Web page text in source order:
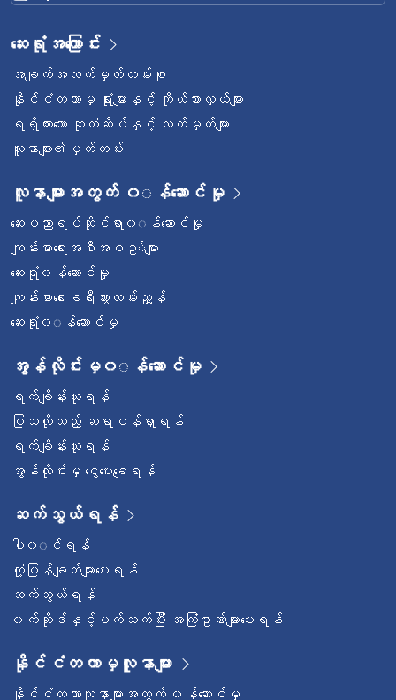
ဆေးရုံအကြောင်း
အချက်အလက်မှတ်တမ်းစု
နိုင်ငံတကာမှ ရုံးများနှင့် ကိုယ်စားလှယ်များ
ရရှိထားသော ဆုတံဆိပ်နှင့် လက်မှတ်များ
လူနာများ၏မှတ်တမ်း
လူနာများအတွက် ၀◌န်ဆောင်မှု
ဆေးပညာရပ်ဆိုင်ရာ၀◌န်ဆောင်မှု
ကျန်းမာရေးအစီအစဥ◌်များ
ဆေးရုံ၀န်ဆောင်မှု
ကျန်းမာရေးခရီးသွားလမ်းညွှန်
ဆေးရုံ၀◌န်ဆောင်မှု
အွန်လိုင်းမှ၀◌န်ဆောင်မှု
ရက်ချိန်းယူရန်
ပြသလိုသည့် ဆရာဝန်ရှာရန်
ရက်ချိန်းယူရန်
အွန်လိုင်းမှ ငွေပေးချေရန်
ဆက်သွယ်ရန်
ပါ၀◌င်ရန်
တုံ့ပြန်ချက်များပေးရန်
ဆက်သွယ်ရန်
၀က်ဆိုဒ်နှင့်ပက်သက်ပြီး အကြံဥာဏ်များပေးရန်
နိုင်ငံတကာမှလူနာများ
နိုင်ငံတကာလူနာများအတွက် ၀န်ဆောင်မှု